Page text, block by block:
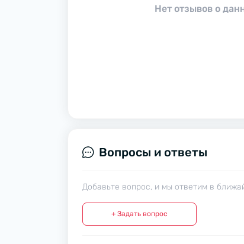
Нет отзывов о
Вопросы и ответы
Добавьте вопрос, и мы ответим в
+ Задать вопрос